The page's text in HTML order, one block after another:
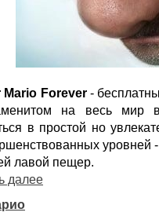
Mario Forever-
на весь мир
в простой но
уровней
лавой пещер.
далее